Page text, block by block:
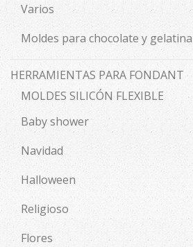
Varios
Moldes para chocolate y gelatina
HERRAMIENTAS PARA FONDANT
MOLDES SILICÓN FLEXIBLE
Baby shower
Navidad
Halloween
Religioso
Flores